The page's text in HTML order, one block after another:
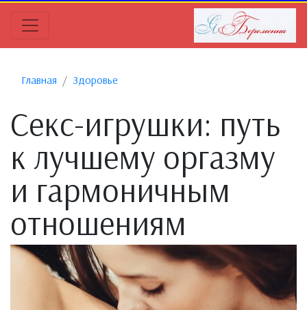
Главная Здоровье
Секс-игрушки: путь
к лучшему оргазму
и гармоничным
отношениям